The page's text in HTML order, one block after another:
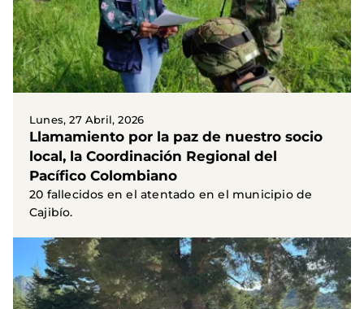
Lunes, 27 Abril, 2026
Llamamiento por la paz de nuestro socio
local, la Coordinación Regional del
Pacífico Colombiano
20 fallecidos en el atentado en el municipio de
Cajibío.